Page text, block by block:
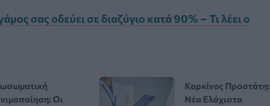
σας οδεύει σε διαζύγιο κατά 90% – Τι λέει ο
Οι
Καρκίνος Προστάτη:
Νέα Ελάχιστα